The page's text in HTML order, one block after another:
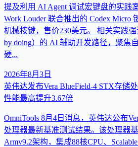
提及利用 AI Agent 调试宏键盘的实践
Work Louder 联合推出的 Codex
机械按键，售价230美元。 相关实践强
by doing）的 AI 辅助开发路径，聚焦
硬...
2026年8月3日
英伟达发布Vera BlueField-4 STX存储
性能最高提升3.67倍
OmniTools 8月4日消息，英伟达公布
处理器最新基准测试结果。该处理器
Armv9.2架构，集成88核CPU、